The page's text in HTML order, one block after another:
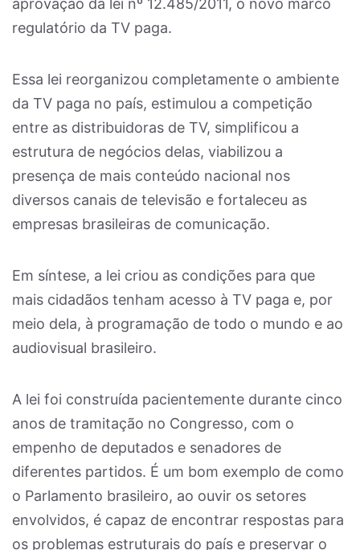
aprovação da lei nº 12.485/2011, o novo marco
regulatório da TV paga.
Essa lei reorganizou completamente o ambiente
da TV paga no país, estimulou a competição
entre as distribuidoras de TV, simplificou a
estrutura de negócios delas, viabilizou a
presença de mais conteúdo nacional nos
diversos canais de televisão e fortaleceu as
empresas brasileiras de comunicação.
Em síntese, a lei criou as condições para que
mais cidadãos tenham acesso à TV paga e, por
meio dela, à programação de todo o mundo e ao
audiovisual brasileiro.
A lei foi construída pacientemente durante cinco
anos de tramitação no Congresso, com o
empenho de deputados e senadores de
diferentes partidos. É um bom exemplo de como
o Parlamento brasileiro, ao ouvir os setores
envolvidos, é capaz de encontrar respostas para
os problemas estruturais do país e preservar o